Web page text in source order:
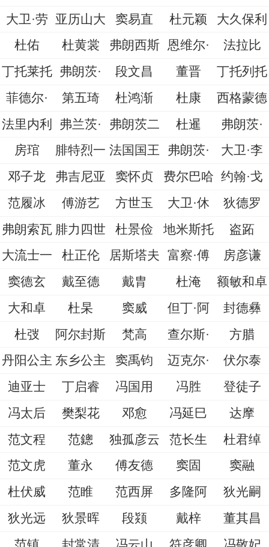
大卫·劳
亚历山大 窦易直 杜元颖
大久保利
杜佑
杜黄裳 弗朗西斯 恩维尔·
法拉比
丁托莱托
弗朗茨· 段文昌 董晋
丁托列托
菲德尔·
第五琦 杜鸿渐 杜康
西格蒙德
法里内利
弗兰茨· 弗朗茨二 杜暹
弗朗茨·
房琯
腓特烈一 法国国王 弗朗茨·
大卫·李
邓子龙
弗吉尼亚 窦怀贞 费尔巴哈 约翰·戈
范履冰
傅游艺 方世玉 大卫·休
狄德罗
弗朗索瓦 腓力四世 杜景俭 地米斯托
盗跖
大流士一
杜正伦 居斯塔夫 富察·傅
房彦谦
窦德玄
戴至德 戴胄 杜淹
额敏和卓
大和卓
杜杲 窦威 但丁·阿
封德彝
杜弢
阿尔封斯 梵高 查尔斯·
方腊
丹阳公主 东乡公主 窦禹钧 迈克尔·
伏尔泰
迪亚士
丁启睿 冯国用 冯胜
登徒子
冯太后
樊梨花 邓愈 冯延巳
达摩
范文程
范鏓 独孤彦云 范长生
杜君绰
范文虎
董永 傅友德 窦固
窦融
杜伏威
范睢 范西屏 多隆阿
狄光嗣
狄光远
狄景晖 段颎 戴梓
董其昌
范镇
封常清 冯云山 符彦卿
冯敬妃